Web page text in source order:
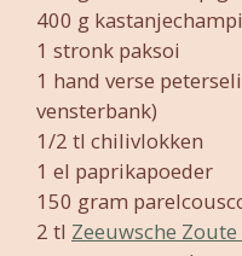
400 g
1 stronk paksoi
1 hand verse
vensterbank)
1/2 tl chilivlokken
1 el paprikapoeder
150 gram
2 tl Zeeuwsche